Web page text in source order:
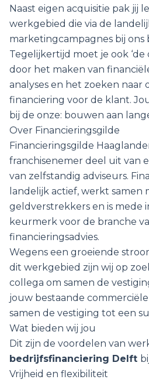
Naast eigen acquisitie pak jij
werkgebied die via de
marketingcampagnes bij ons
Tegelijkertijd moet je ook ‘de
door het maken van
analyses en het zoeken naar
financiering voor de klant.
bij de onze: bouwen aan
Over Financieringsgilde
Financieringsgilde
franchisenemer deel uit van
van zelfstandig adviseurs.
landelijk actief, werkt samen
geldverstrekkers en is mede
keurmerk voor de branche
financieringsadvies.
Wegens een groeiende
dit werkgebied zijn wij op
collega om samen de
jouw bestaande
samen de vestiging tot een
Wat bieden wij jou
Dit zijn de voordelen van
bedrijfsfinanciering Delft
Vrijheid en flexibiliteit